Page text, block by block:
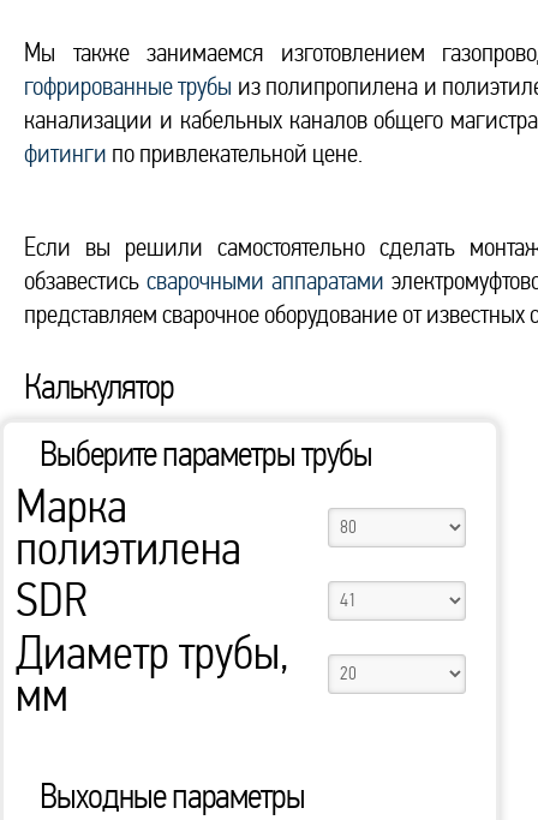
Мы также занимаемся изготовлением
гофрированные трубы из полипропилена и
канализации и кабельных каналов общего
фитинги по привлекательной цене.
Если вы решили самостоятельно сделать
обзавестись сварочными аппаратами
представляем сварочное оборудование от
Калькулятор
Выберите параметры трубы
Марка
полиэтилена
SDR
Диаметр трубы,
мм
Выходные параметры